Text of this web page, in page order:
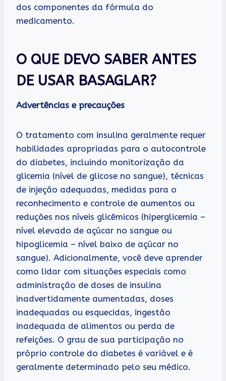
dos componentes da fórmula do
medicamento.
O QUE DEVO SABER ANTES
DE USAR BASAGLAR?
Advertências e precauções
O tratamento com insulina geralmente requer
habilidades apropriadas para o autocontrole
do diabetes, incluindo monitorização da
glicemia (nível de glicose no sangue), técnicas
de injeção adequadas, medidas para o
reconhecimento e controle de aumentos ou
reduções nos níveis glicêmicos (hiperglicemia –
nível elevado de açúcar no sangue ou
hipoglicemia – nível baixo de açúcar no
sangue). Adicionalmente, você deve aprender
como lidar com situações especiais como
administração de doses de insulina
inadvertidamente aumentadas, doses
inadequadas ou esquecidas, ingestão
inadequada de alimentos ou perda de
refeições. O grau de sua participação no
próprio controle do diabetes é variável e é
geralmente determinado pelo seu médico.